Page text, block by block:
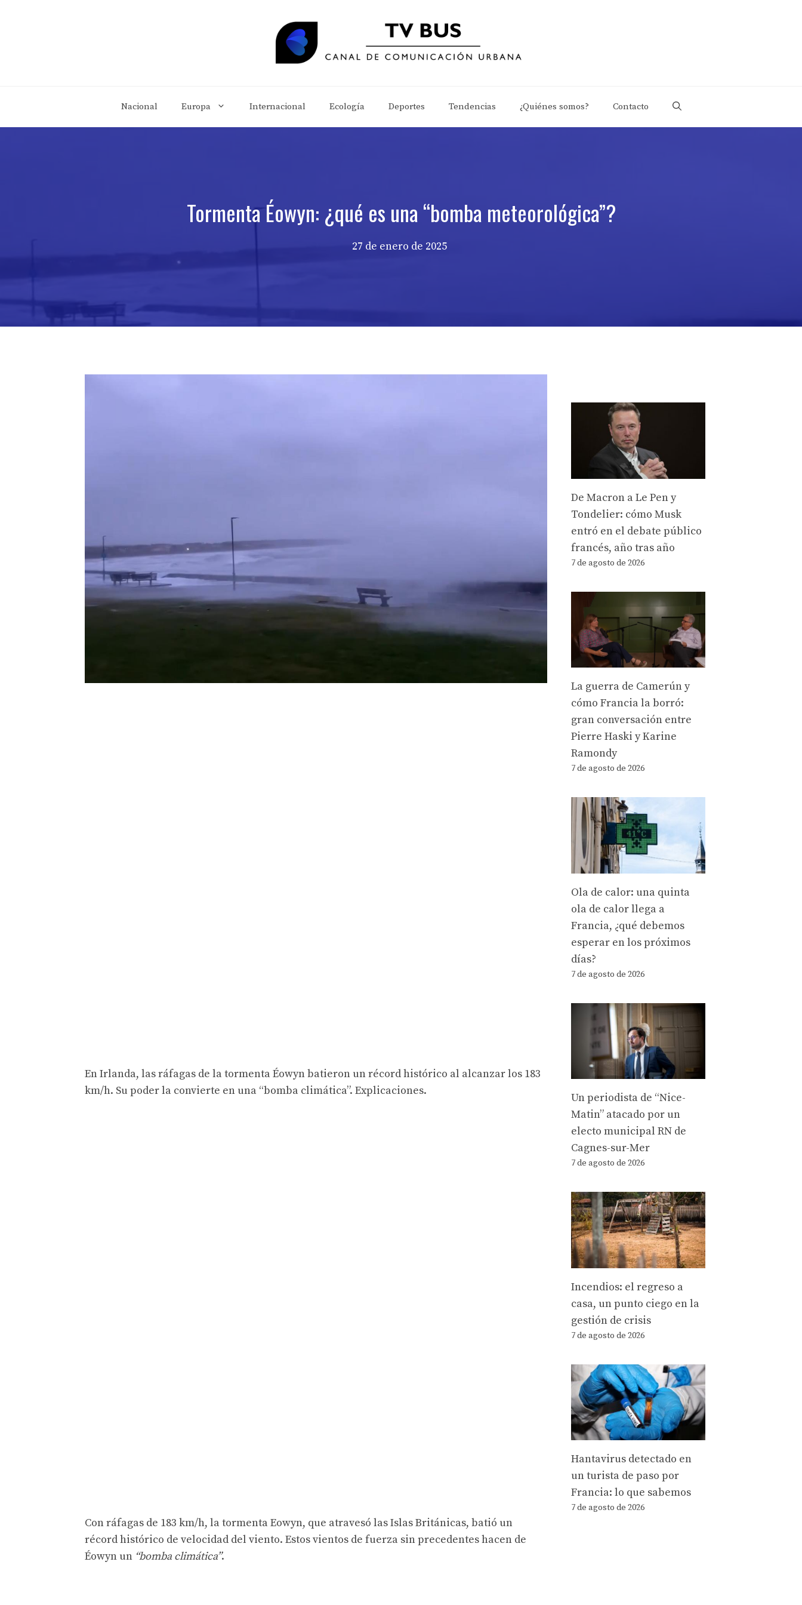
Nacional Europa Internacional Ecología Deportes Tendencias ¿Quiénes somos? Contacto
Tormenta Éowyn: ¿qué es una “bomba meteorológica”?
27 de enero de 2025
En Irlanda, las ráfagas de la tormenta Éowyn batieron un récord histórico al alcanzar los 183
km/h. Su poder la convierte en una “bomba climática”. Explicaciones.
Con ráfagas de 183 km/h, la tormenta Eowyn, que atravesó las Islas Británicas, batió un
récord histórico de velocidad del viento. Estos vientos de fuerza sin precedentes hacen de
Éowyn un “bomba climática”.
De Macron a Le Pen y
Tondelier: cómo Musk
entró en el debate público
francés, año tras año
7 de agosto de 2026
La guerra de Camerún y
cómo Francia la borró:
gran conversación entre
Pierre Haski y Karine
Ramondy
7 de agosto de 2026
Ola de calor: una quinta
ola de calor llega a
Francia, ¿qué debemos
esperar en los próximos
días?
7 de agosto de 2026
Un periodista de “Nice-
Matin” atacado por un
electo municipal RN de
Cagnes-sur-Mer
7 de agosto de 2026
Incendios: el regreso a
casa, un punto ciego en la
gestión de crisis
7 de agosto de 2026
Hantavirus detectado en
un turista de paso por
Francia: lo que sabemos
7 de agosto de 2026